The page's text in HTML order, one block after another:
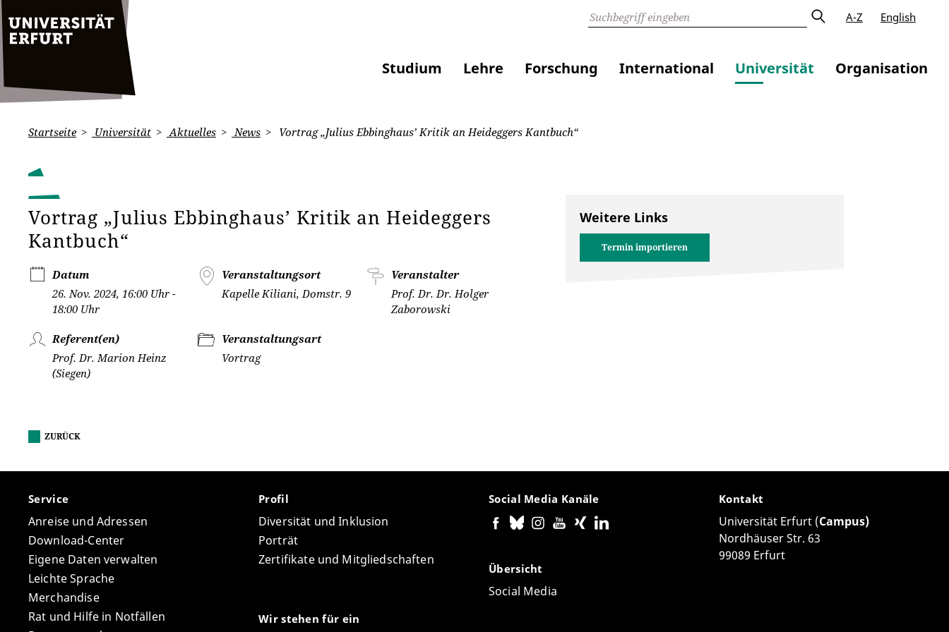
A-Z English
Studium Lehre Forschung International Universität Organisation
Startseite Universität Aktuelles News Vortrag „Julius Ebbinghaus’ Kritik an Heideggers Kantbuch“
Vortrag „Julius Ebbinghaus’ Kritik an Heideggers
Kantbuch“
Datum
26. Nov. 2024, 16:00 Uhr -
18:00 Uhr
Veranstaltungsort
Kapelle Kiliani, Domstr. 9
Veranstalter
Prof. Dr. Dr. Holger
Zaborowski
Referent(en)
Prof. Dr. Marion Heinz
(Siegen)
Veranstaltungsart
Vortrag
Weitere Links
Termin importieren
ZURÜCK
Service
Anreise und Adressen
Download-Center
Eigene Daten verwalten
Leichte Sprache
Merchandise
Rat und Hilfe in Notfällen
Profil
Diversität und Inklusion
Porträt
Zertifikate und Mitgliedschaften
Wir stehen für ein
Social Media Kanäle
Übersicht
Social Media
Kontakt
Universität Erfurt (Campus)
Nordhäuser Str. 63
99089 Erfurt